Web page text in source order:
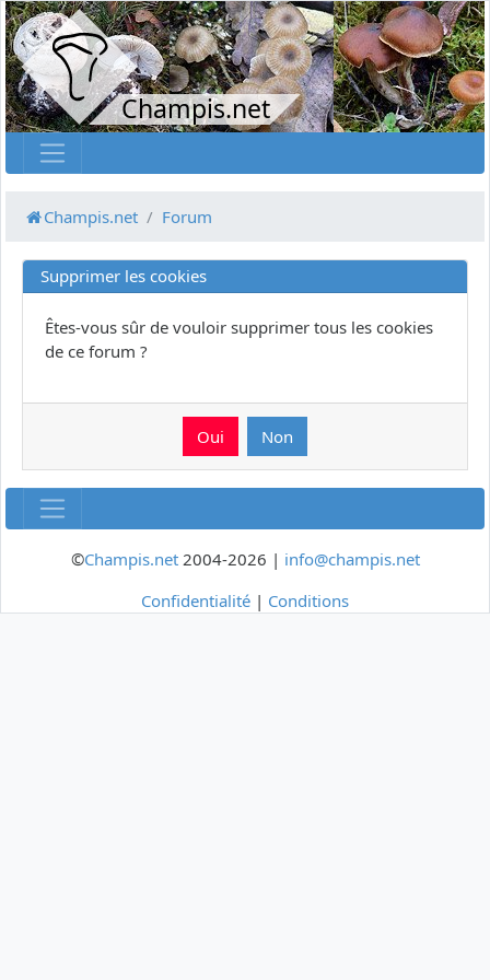
Champis.net
Champis.net Forum
Supprimer les cookies
Êtes-vous sûr de vouloir supprimer tous les cookies
de ce forum ?
©Champis.net2004-2026 | info@champis.net
Confidentialité | Conditions